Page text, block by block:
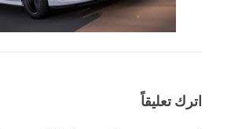
اترك تعليقاً